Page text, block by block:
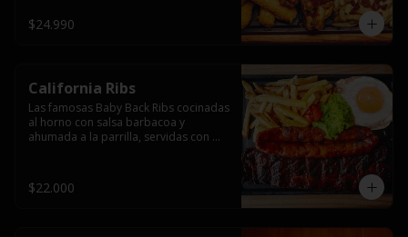
$24.990
California Ribs
Las famosas Baby Back Ribs cocinadas
al horno con salsa barbacoa y
ahumada a la parrilla, servidas con
$22.000